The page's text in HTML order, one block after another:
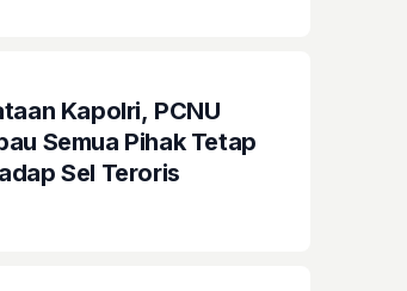
Kapolri, PCNU
Semua Pihak Tetap
Sel Teroris